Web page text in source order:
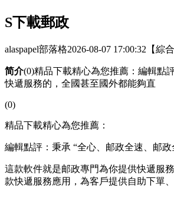
S下載郵政
alaspapel部落格2026-08-07 17:00:32 【綜合
简介(0)精品下載精心為您推薦：編輯點
快遞服務的，全國甚至國外都能夠直
(0)
精品下載精心為您推薦：
編輯點評：秉承 “全心、邮政全速、邮政
這款軟件就是邮政專門為你提供快遞服
款快遞服務應用，為客戶提供自助下單